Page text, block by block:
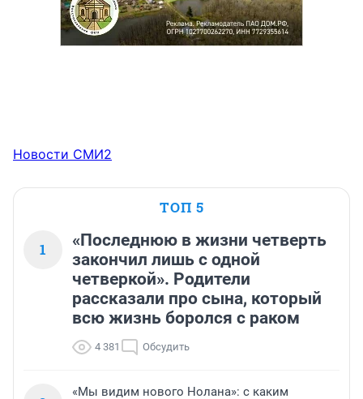
Новости СМИ2
ТОП 5
1
«Последнюю в жизни четверть
закончил лишь с одной
четверкой». Родители
рассказали про сына, который
всю жизнь боролся с раком
4 381 Обсудить
«Мы видим нового Нолана»: с каким